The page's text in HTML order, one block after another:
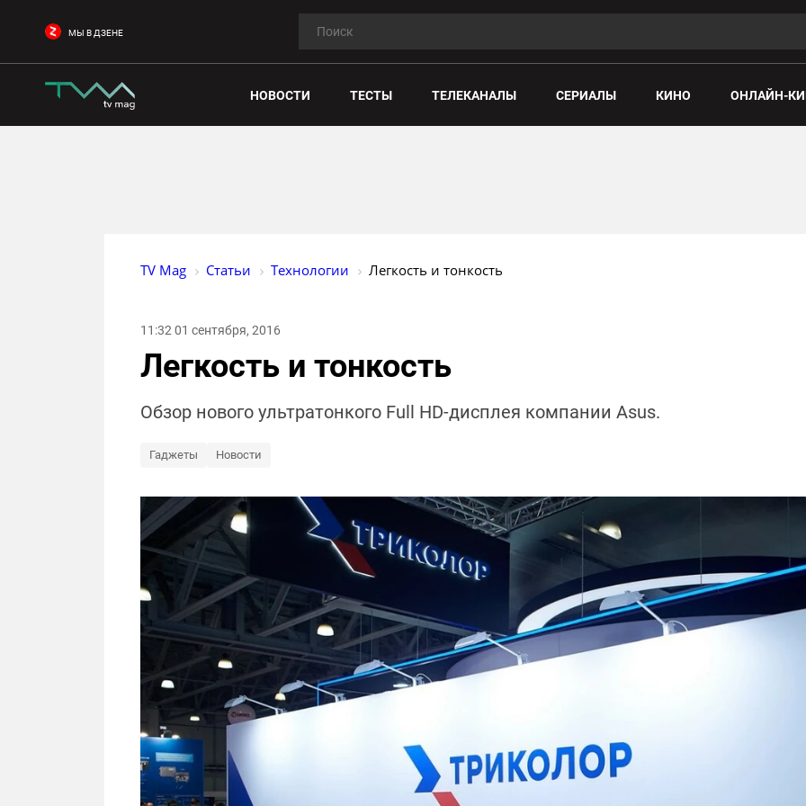
МЫ В ДЗЕНЕ
НОВОСТИ ТЕСТЫ ТЕЛЕКАНАЛЫ СЕРИАЛЫ КИНО ОНЛАЙН-
TV Mag Статьи Технологии Легкость и тонкость
11:32 01 сентября, 2016
Легкость и тонкость
Обзор нового ультратонкого Full HD-дисплея компании Asus.
Гаджеты Новости